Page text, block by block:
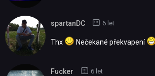
spartanDC 6 let
Thx Nečekané překvapení
Fucker 6 let